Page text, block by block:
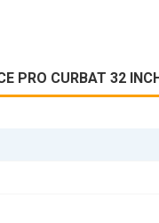
fluidă și plăcută.
interfețe video HDMI și
acest monitor oferă
tehnologie, Monitorul
PRO CURBAT 32